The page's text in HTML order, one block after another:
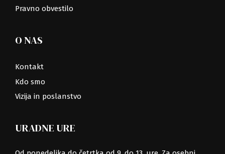
Pravno obvestilo
O NAS
Kontakt
Kdo smo
Vizija in poslanstvo
URADNE URE